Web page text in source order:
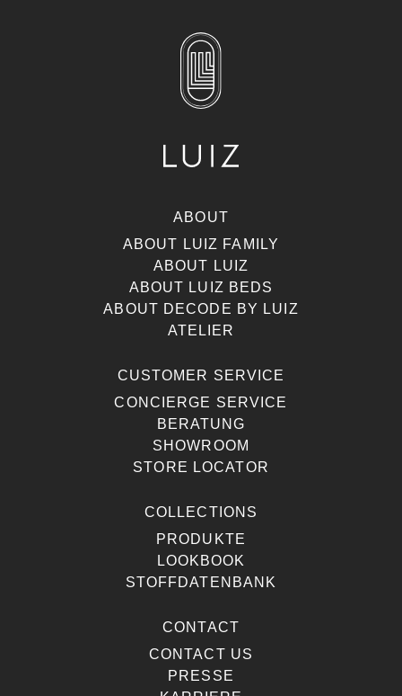
ABOUT
ABOUT LUIZ FAMILY
ABOUT LUIZ
ABOUT LUIZ BEDS
ABOUT DECODE BY LUIZ
ATELIER
CUSTOMER SERVICE
CONCIERGE SERVICE
BERATUNG
SHOWROOM
STORE LOCATOR
COLLECTIONS
PRODUKTE
LOOKBOOK
STOFFDATENBANK
CONTACT
CONTACT US
PRESSE